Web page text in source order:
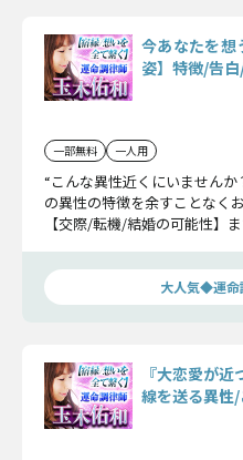
今あなたを想
姿】特徴/告
一部無料 一人用
“こんな異性近くにいません
の異性の特徴を余すことなく
【交際/転機/結婚の可能性】
大人気◆運命
『大恋愛が
線を送る異性